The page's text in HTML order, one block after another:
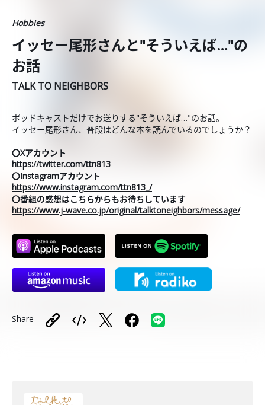
Hobbies
イッセー尾形さんと"そういえば…"の
お話
TALK TO NEIGHBORS
ポッドキャストだけでお送りする"そういえば…"のお話。
イッセー尾形さん、普段はどんな本を読んでいるのでしょうか？
〇Xアカウント
https://twitter.com/ttn813
〇Instagramアカウント
https://www.instagram.com/ttn813_/
〇番組の感想はこちらからもお待ちしています
https://www.j-wave.co.jp/original/talktoneighbors/message/
Share